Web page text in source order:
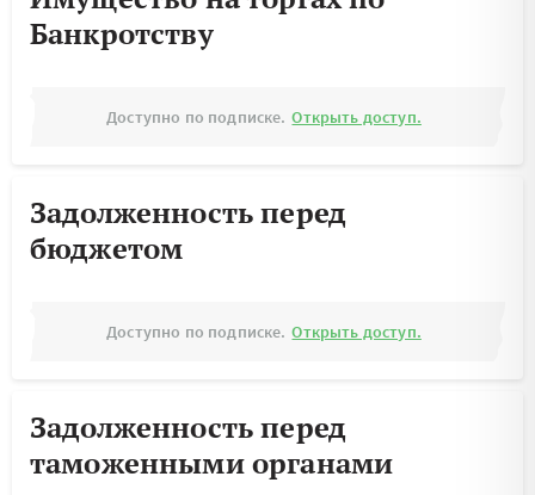
Банкротству
Доступно по подписке. Открыть доступ.
Задолженность перед
бюджетом
Доступно по подписке. Открыть доступ.
Задолженность перед
таможенными органами